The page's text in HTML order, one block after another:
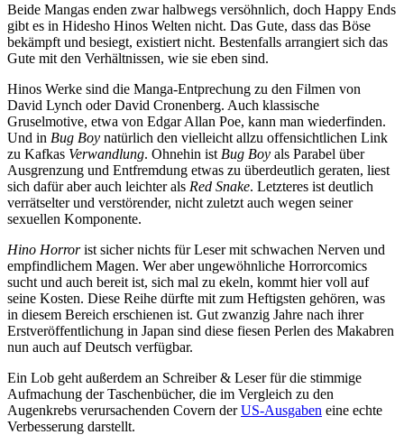
Beide Mangas enden zwar halbwegs versöhnlich, doch Happy Ends
gibt es in Hidesho Hinos Welten nicht. Das Gute, dass das Böse
bekämpft und besiegt, existiert nicht. Bestenfalls arrangiert sich das
Gute mit den Verhältnissen, wie sie eben sind.
Hinos Werke sind die Manga-Entprechung zu den Filmen von
David Lynch oder David Cronenberg. Auch klassische
Gruselmotive, etwa von Edgar Allan Poe, kann man wiederfinden.
Und in Bug Boy natürlich den vielleicht allzu offensichtlichen Link
zu Kafkas Verwandlung. Ohnehin ist Bug Boy als Parabel über
Ausgrenzung und Entfremdung etwas zu überdeutlich geraten, liest
sich dafür aber auch leichter als Red Snake. Letzteres ist deutlich
verrätselter und verstörender, nicht zuletzt auch wegen seiner
sexuellen Komponente.
Hino Horrorist sicher nichts für Leser mit schwachen Nerven und
empfindlichem Magen. Wer aber ungewöhnliche Horrorcomics
sucht und auch bereit ist, sich mal zu ekeln, kommt hier voll auf
seine Kosten. Diese Reihe dürfte mit zum Heftigsten gehören, was
in diesem Bereich erschienen ist. Gut zwanzig Jahre nach ihrer
Erstveröffentlichung in Japan sind diese fiesen Perlen des Makabren
nun auch auf Deutsch verfügbar.
Ein Lob geht außerdem an Schreiber & Leser für die stimmige
Aufmachung der Taschenbücher, die im Vergleich zu den
Augenkrebs verursachenden Covern derUS-Ausgaben eine echte
Verbesserung darstellt.